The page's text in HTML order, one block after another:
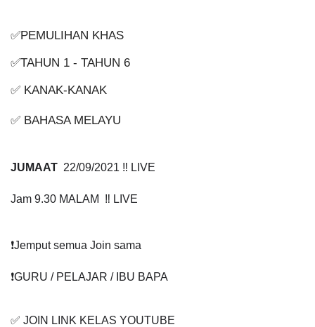
✅PEMULIHAN KHAS
✅TAHUN 1 - TAHUN 6
✅ KANAK-KANAK
✅ BAHASA MELAYU
JUMAAT 22/09/2021 ‼️ LIVE
Jam 9.30 MALAM  ‼️ LIVE
❗️Jemput semua Join sama
❗️GURU / PELAJAR / IBU BAPA
✅ JOIN LINK KELAS YOUTUBE